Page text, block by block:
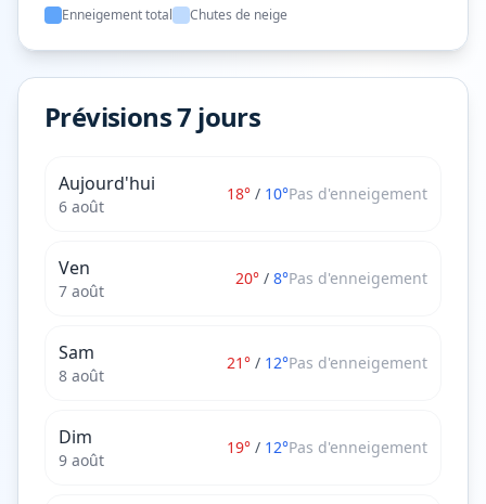
Enneigement total Chutes de neige
Prévisions 7 jours
Aujourd'hui
6 août
18° / 10°Pas d'enneigement
Ven
7 août
20° / 8°Pas d'enneigement
Sam
8 août
21° / 12°Pas d'enneigement
Dim
9 août
19° / 12°Pas d'enneigement